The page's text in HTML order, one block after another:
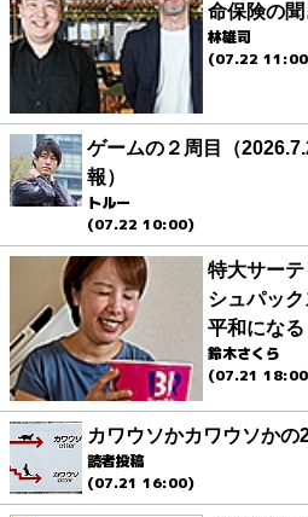
命保険の聞
林雄司
(07.22
ゲームの２周目（
報）
トルー
(07.22 10:00)
特大サー
シュパッ
平和になる
鈴木さくら
(07.21
カワウソかカワウソかの
読者投稿
(07.21 16:00)